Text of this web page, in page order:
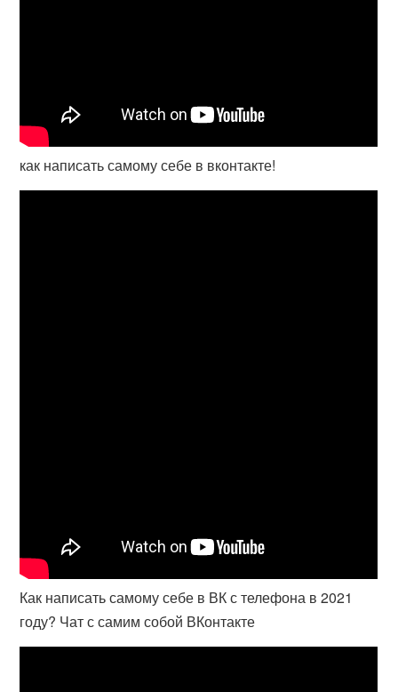
как написать самому себе в вконтакте!
Как написать самому себе в ВК с телефона в 2021
году? Чат с самим собой ВКонтакте